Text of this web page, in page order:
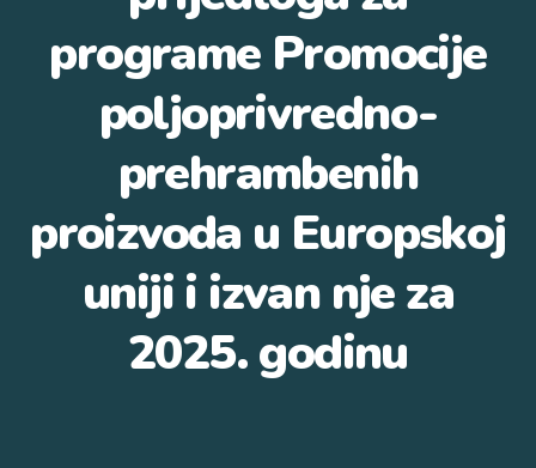
programe Promocije
poljoprivredno-
prehrambenih
proizvoda u Europskoj
uniji i izvan nje za
2025. godinu